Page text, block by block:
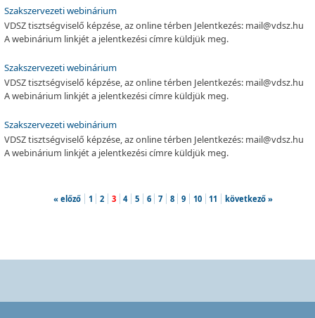
Szakszervezeti webinárium
VDSZ tisztségviselő képzése, az online térben Jelentkezés: mail@vdsz.hu
A webinárium linkjét a jelentkezési címre küldjük meg.
Szakszervezeti webinárium
VDSZ tisztségviselő képzése, az online térben Jelentkezés: mail@vdsz.hu
A webinárium linkjét a jelentkezési címre küldjük meg.
Szakszervezeti webinárium
VDSZ tisztségviselő képzése, az online térben Jelentkezés: mail@vdsz.hu
A webinárium linkjét a jelentkezési címre küldjük meg.
« előző 1 2 3 4 5 6 7 8 9 10 11 következő »